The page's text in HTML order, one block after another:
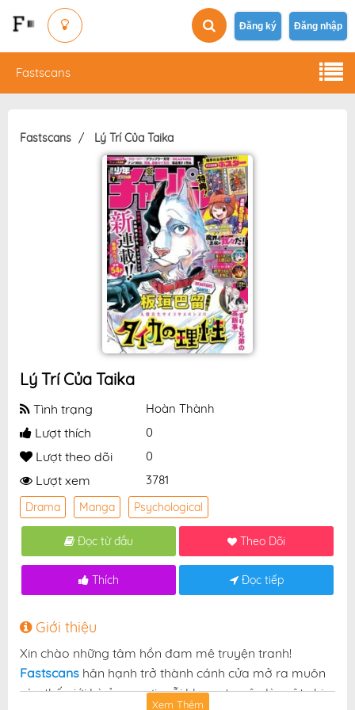
Đăng ký Đăng nhập
Fastscans
Fastscans Lý Trí Của Taika
Lý Trí Của Taika
Tình trạng Hoàn Thành
Lượt thích 0
Lượt theo dõi 0
Lượt xem 3781
Drama Manga Psychological
Đọc từ đầu Theo Dõi
Thích Đọc tiếp
Giới thiệu
Xin chào những tâm hồn đam mê truyện tranh!
Fastscans hân hạnh trở thành cánh cửa mở ra muôn
vàn thế giới kỳ ảo — nơi mỗi khung truyện là một nhịp
Xem Thêm